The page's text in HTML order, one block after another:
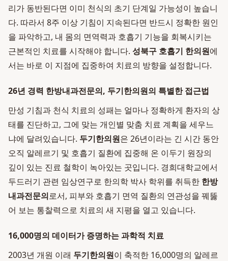
리가 동반된다면 이미 천식의 초기 단계일 가능성이 높습니
다. 따라서 8주 이상 기침이 지속된다면 반드시 정확한 원인
을 파악하고, 내 몸의 면역력과 호흡기 기능을 회복시키는
근본적인 치료를 시작해야 합니다. 성북구 호흡기 한의원에
서는 바로 이 지점에 집중하여 치료의 방향을 설정합니다.
26년 경력 한방내과전문의, 두기한의원의 특별한 접근법
만성 기침과 천식 치료의 성패는 얼마나 정확하게 환자의 상
태를 진단하고, 그에 맞는 개인별 맞춤 치료 계획을 세우느
냐에 달려있습니다. 두기한의원은 26년이라는 긴 시간 동안
오직 알레르기 및 호흡기 질환에 집중해 온 이두기 원장의
깊이 있는 진료 철학이 녹아있는 곳입니다. 경희대학교에서
두드러기 관련 임상연구로 한의학 박사 학위를 취득한 한방
내과전문의로서, 피부와 호흡기 면역 질환의 연관성을 꿰뚫
어 보는 통찰력으로 치료의 새 지평을 열고 있습니다.
16,000명의 데이터가 증명하는 과학적 치료
2003년 개원 이래 두기한의원이 축적한 16,000명의 알레르